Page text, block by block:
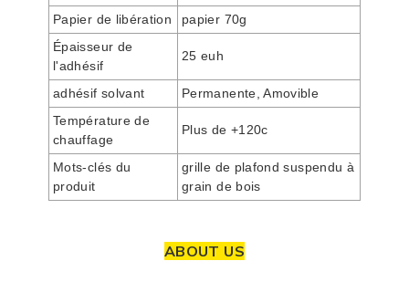
Papier de libération
papier 70g
Épaisseur de
l'adhésif
25 euh
adhésif solvant
Permanente, Amovible
Température de
chauffage
Plus de +120c
Mots-clés du
produit
grille de plafond suspendu à
grain de bois
ABOUT US